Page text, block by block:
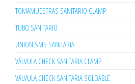
TOMAMUESTRAS SANITARIO CLAMP
TUBO SANITARIO
UNION SMS SANITARIA
VÁLVULA CHECK SANITARIA CLAMP
VÁLVULA CHECK SANITARIA SOLDABLE